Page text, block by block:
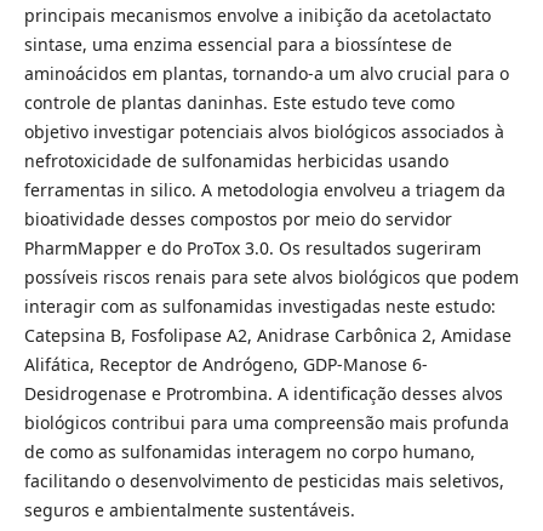
principais mecanismos envolve a inibição da acetolactato
sintase, uma enzima essencial para a biossíntese de
aminoácidos em plantas, tornando-a um alvo crucial para o
controle de plantas daninhas. Este estudo teve como
objetivo investigar potenciais alvos biológicos associados à
nefrotoxicidade de sulfonamidas herbicidas usando
ferramentas in silico. A metodologia envolveu a triagem da
bioatividade desses compostos por meio do servidor
PharmMapper e do ProTox 3.0. Os resultados sugeriram
possíveis riscos renais para sete alvos biológicos que podem
interagir com as sulfonamidas investigadas neste estudo:
Catepsina B, Fosfolipase A2, Anidrase Carbônica 2, Amidase
Alifática, Receptor de Andrógeno, GDP-Manose 6-
Desidrogenase e Protrombina. A identificação desses alvos
biológicos contribui para uma compreensão mais profunda
de como as sulfonamidas interagem no corpo humano,
facilitando o desenvolvimento de pesticidas mais seletivos,
seguros e ambientalmente sustentáveis.